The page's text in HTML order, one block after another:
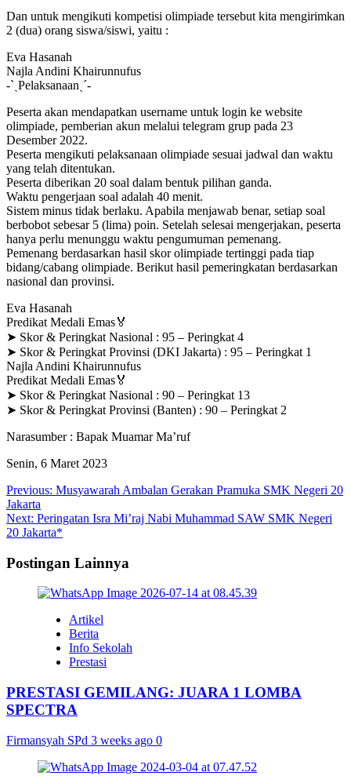
Dan untuk mengikuti kompetisi olimpiade tersebut kita mengirimkan
2 (dua) orang siswa/siswi, yaitu :
Eva Hasanah
Najla Andini Khairunnufus
-ˋˏPelaksanaanˎˊ-
Peserta akan mendapatkan username untuk login ke website
olimpiade, pemberian akun melalui telegram grup pada 23
Desember 2022.
Peserta mengikuti pelaksanaan olimpiade sesuai jadwal dan waktu
yang telah ditentukan.
Peserta diberikan 20 soal dalam bentuk pilihan ganda.
Waktu pengerjaan soal adalah 40 menit.
Sistem minus tidak berlaku. Apabila menjawab benar, setiap soal
berbobot sebesar 5 (lima) poin. Setelah selesai mengerjakan, peserta
hanya perlu menunggu waktu pengumuman pemenang.
Pemenang berdasarkan hasil skor olimpiade tertinggi pada tiap
bidang/cabang olimpiade. Berikut hasil pemeringkatan berdasarkan
nasional dan provinsi.
Eva Hasanah
Predikat Medali Emas🏅
➤ Skor & Peringkat Nasional : 95 – Peringkat 4
➤ Skor & Peringkat Provinsi (DKI Jakarta) : 95 – Peringkat 1
Najla Andini Khairunnufus
Predikat Medali Emas🏅
➤ Skor & Peringkat Nasional : 90 – Peringkat 13
➤ Skor & Peringkat Provinsi (Banten) : 90 – Peringkat 2
Narasumber : Bapak Muamar Ma’ruf
Senin, 6 Maret 2023
Post
navigation
Previous: Musyawarah Ambalan Gerakan Pramuka SMK Negeri 20
Jakarta
Next: Peringatan Isra Mi’raj Nabi Muhammad SAW SMK Negeri
20 Jakarta*
Postingan Lainnya
Artikel
Berita
Info Sekolah
Prestasi
PRESTASI GEMILANG: JUARA 1 LOMBA
SPECTRA
Firmansyah SPd 3 weeks ago 0